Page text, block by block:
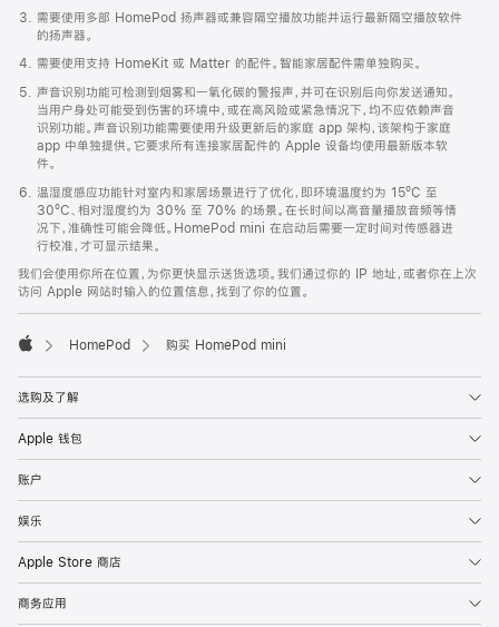
需要使用多部 HomePod 扬声器或兼容隔空播放功能并运行最新隔空播放软件
的扬声器。
需要使用支持 HomeKit 或 Matter 的配件。智能家居配件需单独购买。
声音识别功能可检测到烟雾和一氧化碳的警报声，并可在识别后向你发送通知。
当用户身处可能受到伤害的环境中，或在高风险或紧急情况下，均不应依赖声音
识别功能。声音识别功能需要使用升级更新后的家庭 app 架构，该架构于家庭
app 中单独提供。它要求所有连接家居配件的 Apple 设备均使用最新版本软
件。
温湿度感应功能针对室内和家居场景进行了优化，即环境温度约为 15ºC 至
30ºC、相对湿度约为 30% 至 70% 的场景。在长时间以高音量播放音频等情
况下，准确性可能会降低。HomePod mini 在启动后需要一定时间对传感器进
行校准，才可显示结果。
我们会使用你所在位置，为你更快显示送货选项。我们通过你的 IP 地址，或者你在上次
访问 Apple 网站时输入的位置信息，找到了你的位置。
HomePod 购买 HomePod mini
选购及了解
Apple 钱包
账户
娱乐
Apple Store 商店
商务应用